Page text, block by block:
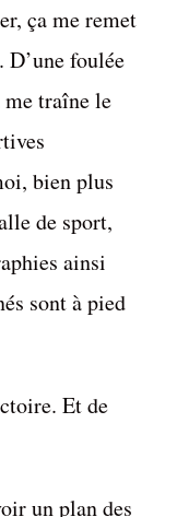
ça me remet
foulée
traîne le
bien plus
de sport,
ainsi
sont à pied
Et de
un plan des